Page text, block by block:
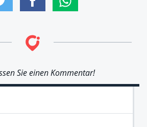
Sie einen Kommentar!